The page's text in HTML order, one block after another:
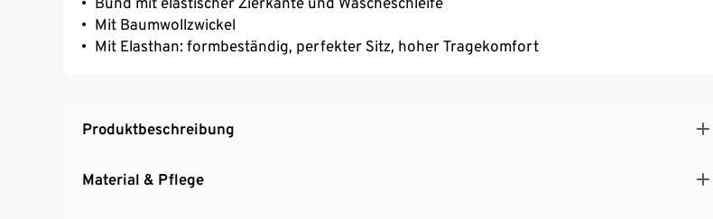
Mit Baumwollzwickel
Mit Elasthan: formbeständig, perfekter Sitz, hoher Tragekomfort
Produktbeschreibung
Material & Pflege